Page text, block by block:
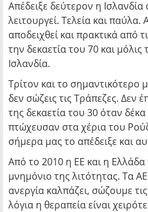
Απέδειξε δεύτερον η Ισλανδία
λειτουργεί. Τελεία και παύλα.
αποδειχθεί και πρακτικά από
την δεκαετία του 70 και
Ισλανδία.
Τρίτον και το
δεν σώζεις τις Τράπεζες. Δεν
της δεκαετία του 30 όταν δέκα
πτώχευσαν στα χέρια του
σήμερα μας το απέδειξε και
Από το 2010 η ΕΕ και η Ελλάδα
μνημόνιο της λιτότητας. Τα
ανεργία καλπάζει, σώζουμε
λόγια η θεραπεία είναι